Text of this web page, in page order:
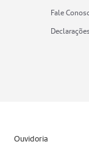
Fale
Declarações
Ouvidoria